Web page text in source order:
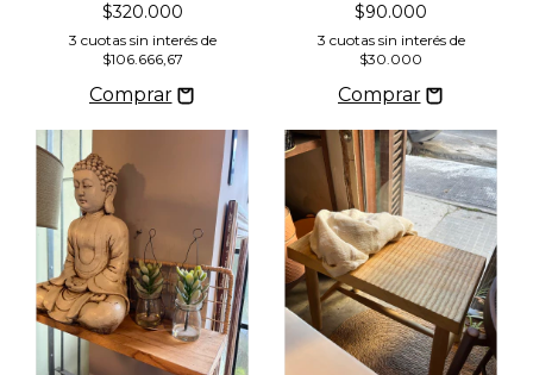
$320.000
3 cuotas sin interés de
$106.666,67
$90.000
3 cuotas sin interés de
$30.000